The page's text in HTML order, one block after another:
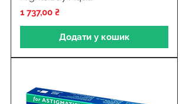
Ціна
1 737,00 ₴
Додати у кошик